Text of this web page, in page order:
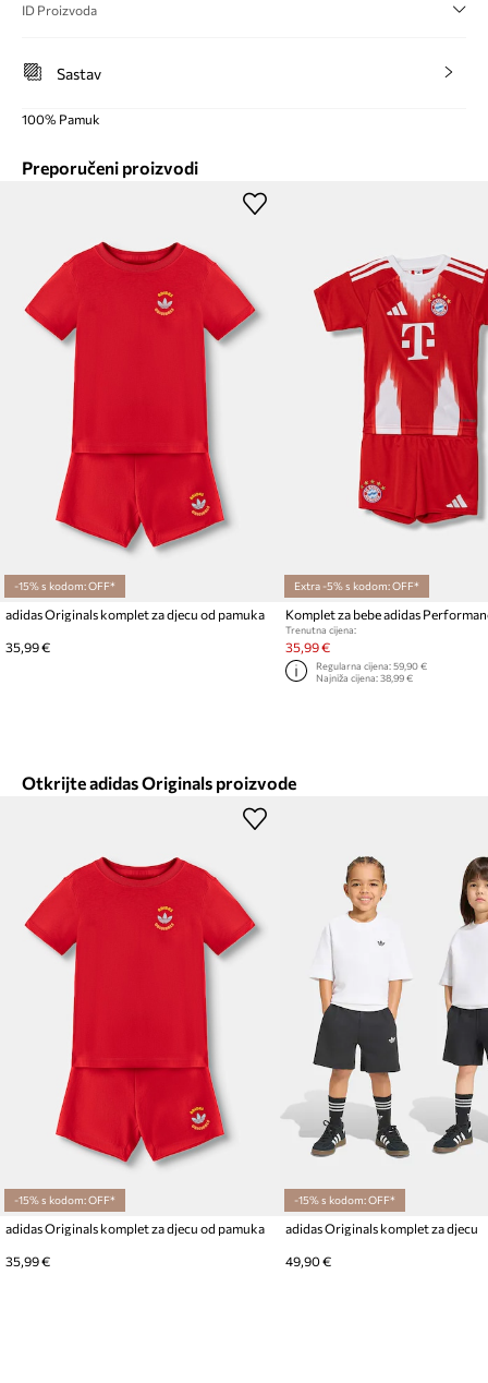
ID Proizvoda
Sastav
100% Pamuk
Preporučeni proizvodi
-15% s kodom: OFF*
adidas Originals komplet za djecu od pamuka
35,99 €
Extra -5% s kodom: OFF*
Trenutna cijena:
35,99 €
Regularna cijena:59,90 €
Najniža cijena:38,99 €
Otkrijte adidas Originals proizvode
-15% s kodom: OFF*
adidas Originals komplet za djecu od pamuka
35,99 €
-15% s kodom: OFF*
adidas Originals komplet za djecu
49,90 €